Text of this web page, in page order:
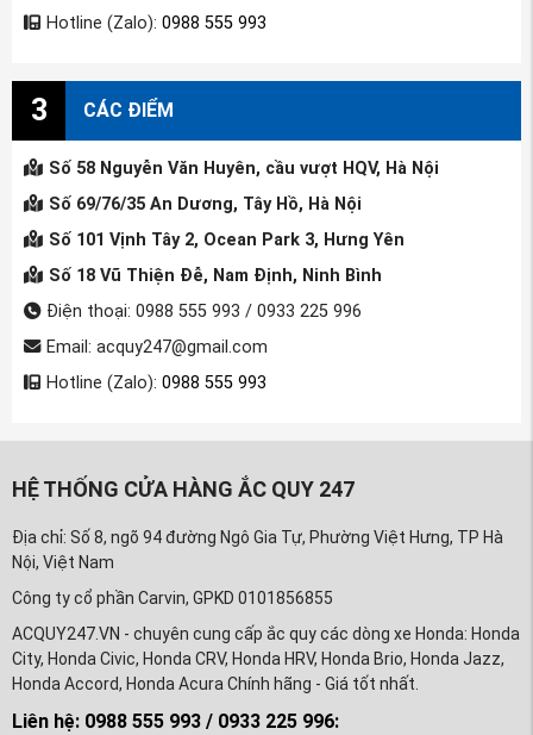
Hotline (Zalo): 0988 555 993
3 CÁC ĐIỂM
Số 58 Nguyễn Văn Huyên, cầu vượt HQV, Hà Nội
Số 69/76/35 An Dương, Tây Hồ, Hà Nội
Số 101 Vịnh Tây 2, Ocean Park 3, Hưng Yên
Số 18 Vũ Thiện Đễ, Nam Định, Ninh Bình
Điện thoại: 0988 555 993 / 0933 225 996
Email: acquy247@gmail.com
Hotline (Zalo): 0988 555 993
HỆ THỐNG CỬA HÀNG ẮC QUY 247
Địa chỉ: Số 8, ngõ 94 đường Ngô Gia Tự, Phường Việt Hưng, TP Hà
Nội, Việt Nam
Công ty cổ phần Carvin, GPKD 0101856855
ACQUY247.VN - chuyên cung cấp ắc quy các dòng xe Honda: Honda
City, Honda Civic, Honda CRV, Honda HRV, Honda Brio, Honda Jazz,
Honda Accord, Honda Acura Chính hãng - Giá tốt nhất.
Liên hệ: 0988 555 993 / 0933 225 996: